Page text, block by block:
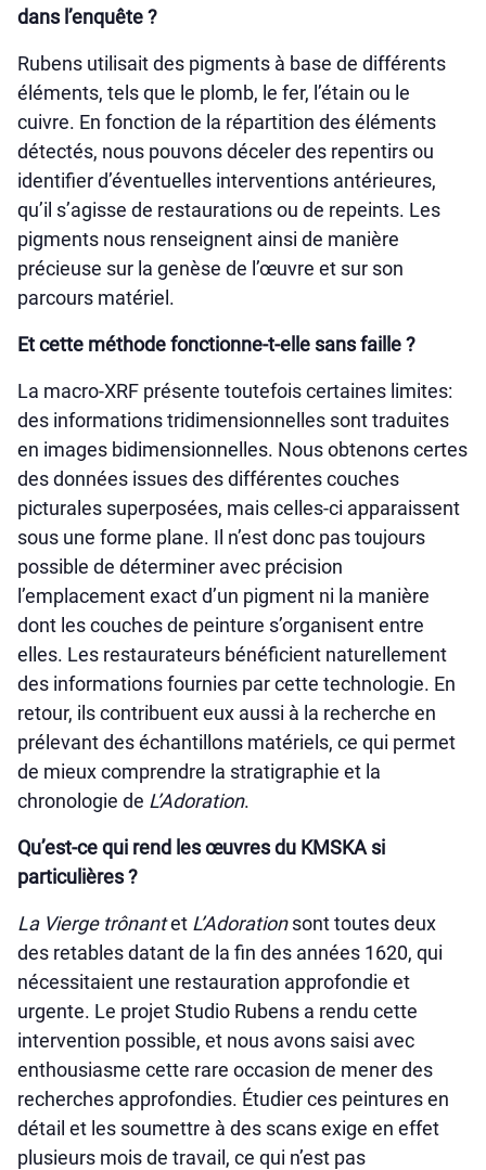
dans l’enquête ?
Rubens utilisait des pigments à base de différents
éléments, tels que le plomb, le fer, l’étain ou le
cuivre. En fonction de la répartition des éléments
détectés, nous pouvons déceler des repentirs ou
identifier d’éventuelles interventions antérieures,
qu’il s’agisse de restaurations ou de repeints. Les
pigments nous renseignent ainsi de manière
précieuse sur la genèse de l’œuvre et sur son
parcours matériel.
Et cette méthode fonctionne-t-elle sans faille ?
La macro-XRF présente toutefois certaines limites:
des informations tridimensionnelles sont traduites
en images bidimensionnelles. Nous obtenons certes
des données issues des différentes couches
picturales superposées, mais celles-ci apparaissent
sous une forme plane. Il n’est donc pas toujours
possible de déterminer avec précision
l’emplacement exact d’un pigment ni la manière
dont les couches de peinture s’organisent entre
elles. Les restaurateurs bénéficient naturellement
des informations fournies par cette technologie. En
retour, ils contribuent eux aussi à la recherche en
prélevant des échantillons matériels, ce qui permet
de mieux comprendre la stratigraphie et la
chronologie de L’Adoration.
Qu’est-ce qui rend les œuvres du KMSKA si
particulières ?
La Vierge trônantet L’Adorationsont toutes deux
des retables datant de la fin des années 1620, qui
nécessitaient une restauration approfondie et
urgente. Le projet Studio Rubens a rendu cette
intervention possible, et nous avons saisi avec
enthousiasme cette rare occasion de mener des
recherches approfondies. Étudier ces peintures en
détail et les soumettre à des scans exige en effet
plusieurs mois de travail, ce qui n’est pas